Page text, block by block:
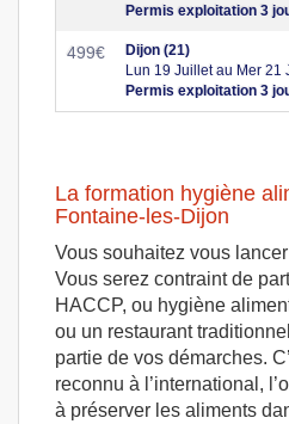
Permis exploitation 3
499€
Dijon (21)
Lun 19 Juillet au Mer 21
Permis exploitation 3
La formation hygiène
Fontaine-les-Dijon
Vous souhaitez vous
Vous serez contraint de
HACCP, ou hygiène
ou un restaurant
partie de vos démarches.
reconnu à l’international,
à préserver les aliments